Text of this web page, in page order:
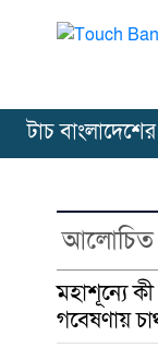
টাচ
আলোচিত
মহাশূন্যে কী
গবেষণায়